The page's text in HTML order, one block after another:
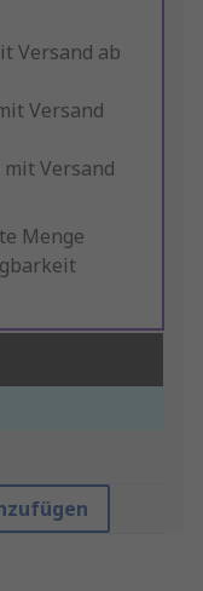
Versand ab
Versand
Versand
Menge